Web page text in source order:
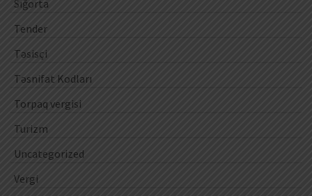
Sığorta
Tender
Təsisçi
Təsnifat Kodları
Torpaq vergisi
Turizm
Uncategorized
Vergi